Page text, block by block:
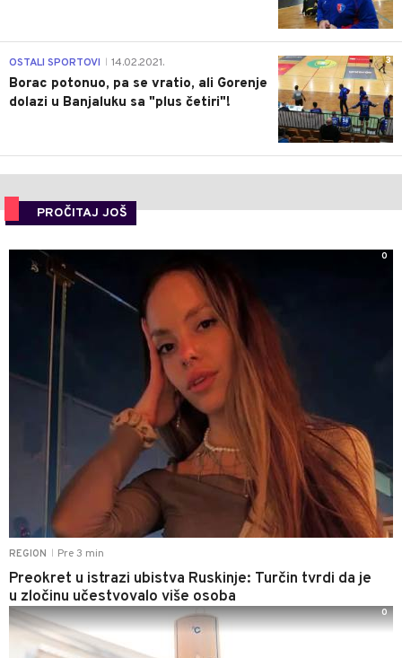
3
OSTALI SPORTOVI 14.02.2021.
Borac potonuo, pa se vratio, ali Gorenje
dolazi u Banjaluku sa "plus četiri"!
PROČITAJ JOŠ
REGION Pre 3 min
Preokret u istrazi ubistva Ruskinje: Turčin tvrdi da je
u zločinu učestvovalo više osoba
0
0